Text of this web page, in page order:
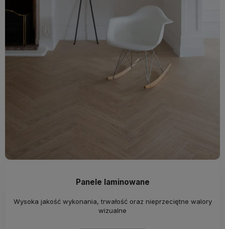
Panele laminowane
Wysoka jakość wykonania, trwałość oraz nieprzeciętne walory
wizualne